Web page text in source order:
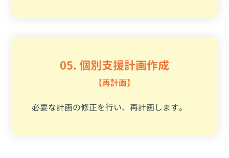
05. 個別支援計画作成
【再計画】
必要な計画の修正を行い、再計画します。